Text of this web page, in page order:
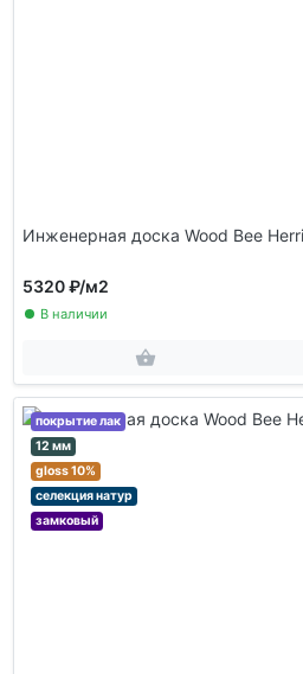
Инженерная доска Wood Bee
5320 ₽/м2
В наличии
покрытие лак
12 мм
gloss 10%
селекция натур
замковый